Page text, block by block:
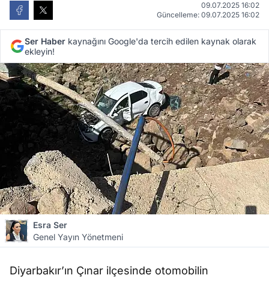
09.07.2025 16:02
Güncelleme: 09.07.2025 16:02
Ser Haber kaynağını Google'da tercih edilen kaynak olarak
ekleyin!
Esra Ser
Genel Yayın Yönetmeni
Diyarbakır’ın Çınar ilçesinde otomobilin